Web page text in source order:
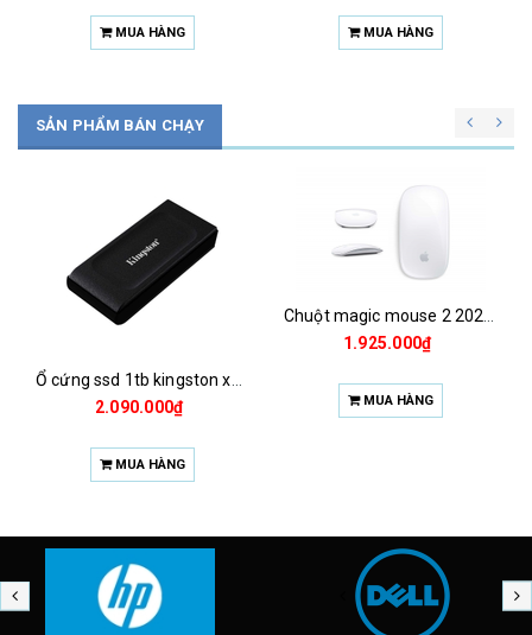
MUA HÀNG MUA HÀNG
SẢN PHẨM BÁN CHẠY
2.090.000₫
MUA HÀNG
1.925.000₫
MUA HÀNG